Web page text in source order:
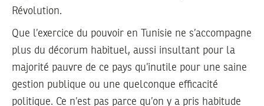
Révolution.
Que l’exercice du pouvoir en Tunisie ne s’accompagne
plus du décorum habituel, aussi insultant pour la
majorité pauvre de ce pays qu’inutile pour une saine
gestion publique ou une quelconque efficacité
politique. Ce n’est pas parce qu’on y a pris habitude